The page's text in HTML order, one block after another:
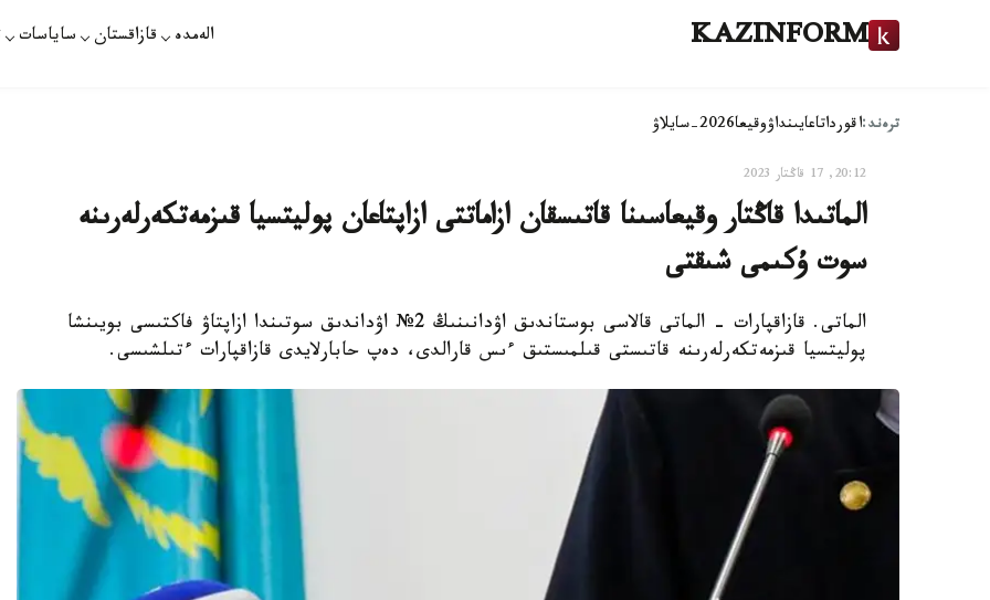
KAZINFORM الەمدە قازاقستان ساياسات
ترەند:اقورداتاعايىنداۋوقيعا2026-سايلاۋ
20:12, 17 قاڭتار 2023
الماتىدا قاڭتار وقيعاسىنا قاتىسقان ازاماتتى ازاپتاعان پوليتسيا قىزمەتكەرلەرىنە
سوت ۇكىمى شىقتى
الماتى. قازاقپارات - الماتى قالاسى بوستاندىق اۋدانىنىڭ 2№ اۋداندىق سوتىندا ازاپتاۋ فاكتىسى بويىنشا
پوليتسيا قىزمەتكەرلەرىنە قاتىستى قىلمىستىق ءىس قارالدى، دەپ حابارلايدى قازاقپارات ءتىلشىسى.